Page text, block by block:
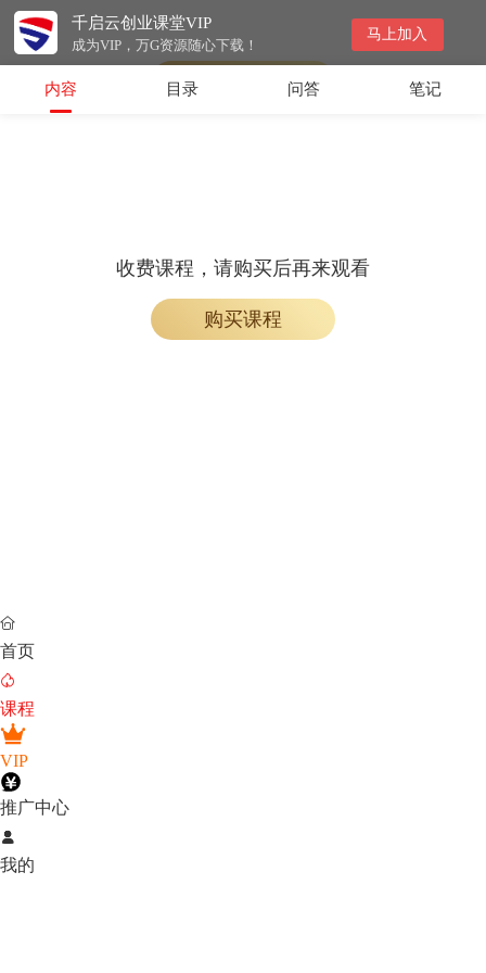
千启云创业课堂VIP
成为VIP，万G资源随心下载！
马上加入
收费课程，购买后即可解锁观看
内容 目录 问答 笔记
收费课程，请购买后再来观看
购买课程

首页

课程
VIP
推广中心

我的